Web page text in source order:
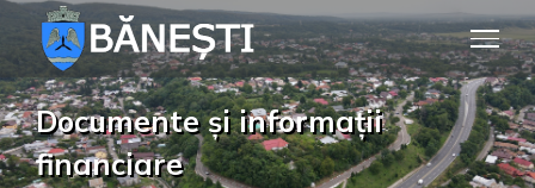
content
Documente și informații
financiare